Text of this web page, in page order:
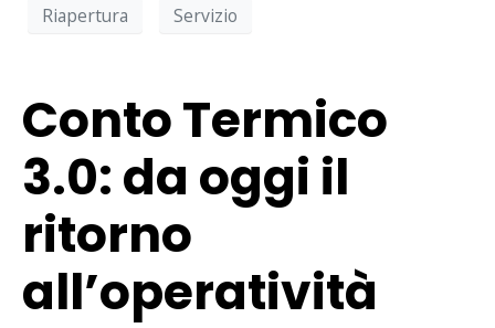
Riapertura
Servizio
Conto Termico
3.0: da oggi il
ritorno
all’operatività